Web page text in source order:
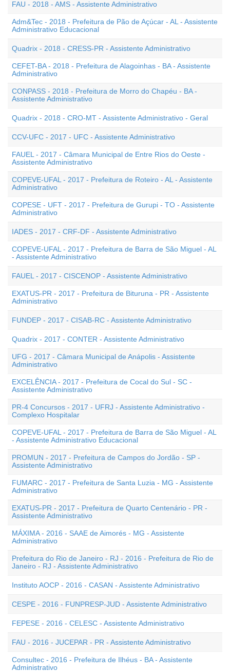
FAU - 2018 - AMS - Assistente Administrativo
Adm&Tec - 2018 - Prefeitura de Pão de Açúcar - AL - Assistente
Administrativo Educacional
Quadrix - 2018 - CRESS-PR - Assistente Administrativo
CEFET-BA - 2018 - Prefeitura de Alagoinhas - BA - Assistente
Administrativo
CONPASS - 2018 - Prefeitura de Morro do Chapéu - BA -
Assistente Administrativo
Quadrix - 2018 - CRO-MT - Assistente Administrativo - Geral
CCV-UFC - 2017 - UFC - Assistente Administrativo
FAUEL - 2017 - Câmara Municipal de Entre Rios do Oeste -
Assistente Administrativo
COPEVE-UFAL - 2017 - Prefeitura de Roteiro - AL - Assistente
Administrativo
COPESE - UFT - 2017 - Prefeitura de Gurupi - TO - Assistente
Administrativo
IADES - 2017 - CRF-DF - Assistente Administrativo
COPEVE-UFAL - 2017 - Prefeitura de Barra de São Miguel - AL
- Assistente Administrativo
FAUEL - 2017 - CISCENOP - Assistente Administrativo
EXATUS-PR - 2017 - Prefeitura de Bituruna - PR - Assistente
Administrativo
FUNDEP - 2017 - CISAB-RC - Assistente Administrativo
Quadrix - 2017 - CONTER - Assistente Administrativo
UFG - 2017 - Câmara Municipal de Anápolis - Assistente
Administrativo
EXCELÊNCIA - 2017 - Prefeitura de Cocal do Sul - SC -
Assistente Administrativo
PR-4 Concursos - 2017 - UFRJ - Assistente Administrativo -
Complexo Hospitalar
COPEVE-UFAL - 2017 - Prefeitura de Barra de São Miguel - AL
- Assistente Administrativo Educacional
PROMUN - 2017 - Prefeitura de Campos do Jordão - SP -
Assistente Administrativo
FUMARC - 2017 - Prefeitura de Santa Luzia - MG - Assistente
Administrativo
EXATUS-PR - 2017 - Prefeitura de Quarto Centenário - PR -
Assistente Administrativo
MÁXIMA - 2016 - SAAE de Aimorés - MG - Assistente
Administrativo
Prefeitura do Rio de Janeiro - RJ - 2016 - Prefeitura de Rio de
Janeiro - RJ - Assistente Administrativo
Instituto AOCP - 2016 - CASAN - Assistente Administrativo
CESPE - 2016 - FUNPRESP-JUD - Assistente Administrativo
FEPESE - 2016 - CELESC - Assistente Administrativo
FAU - 2016 - JUCEPAR - PR - Assistente Administrativo
Consultec - 2016 - Prefeitura de Ilhéus - BA - Assistente
Administrativo